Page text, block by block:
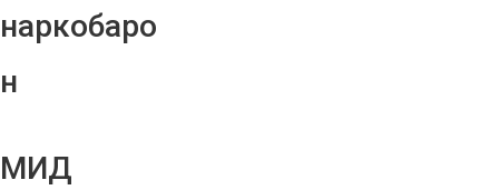
наркобаро
н
МИД